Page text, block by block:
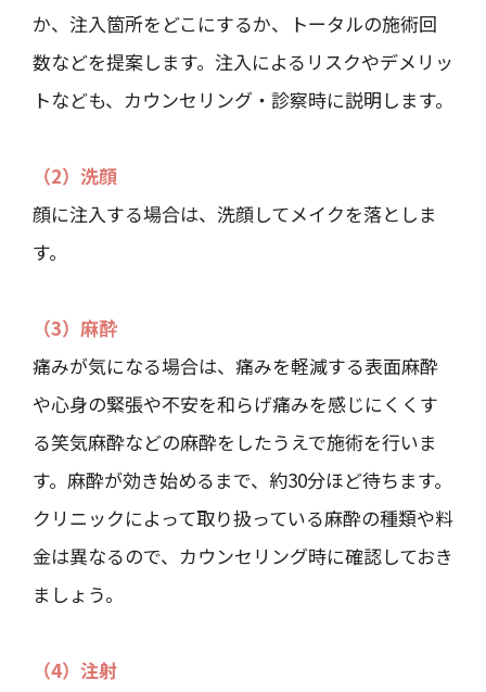
か、注入箇所をどこにするか、トータルの施術回
数などを提案します。注入によるリスクやデメリッ
トなども、カウンセリング・診察時に説明します。
（2）洗顔
顔に注入する場合は、洗顔してメイクを落としま
す。
（3）麻酔
痛みが気になる場合は、痛みを軽減する表面麻酔
や心身の緊張や不安を和らげ痛みを感じにくくす
る笑気麻酔などの麻酔をしたうえで施術を行いま
す。麻酔が効き始めるまで、約30分ほど待ちます。
クリニックによって取り扱っている麻酔の種類や料
金は異なるので、カウンセリング時に確認しておき
ましょう。
（4）注射